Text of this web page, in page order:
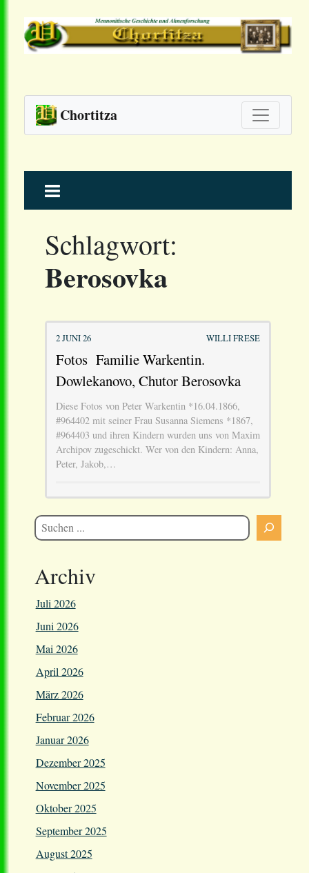
Chortitza
to
Schlagwort:
Berosovka
2 JUNI 26 WILLI FRESE
Fotos Familie Warkentin.
Dowlekanovo, Chutor Berosovka
Diese Fotos von Peter Warkentin *16.04.1866,
#964402 mit seiner Frau Susanna Siemens *1867,
#964403 und ihren Kindern wurden uns von Maxim
Archipov zugeschickt. Wer von den Kindern: Anna,
Peter, Jakob,…
Archiv
Juli 2026
Juni 2026
Mai 2026
April 2026
März 2026
Februar 2026
Januar 2026
Dezember 2025
November 2025
Oktober 2025
September 2025
August 2025